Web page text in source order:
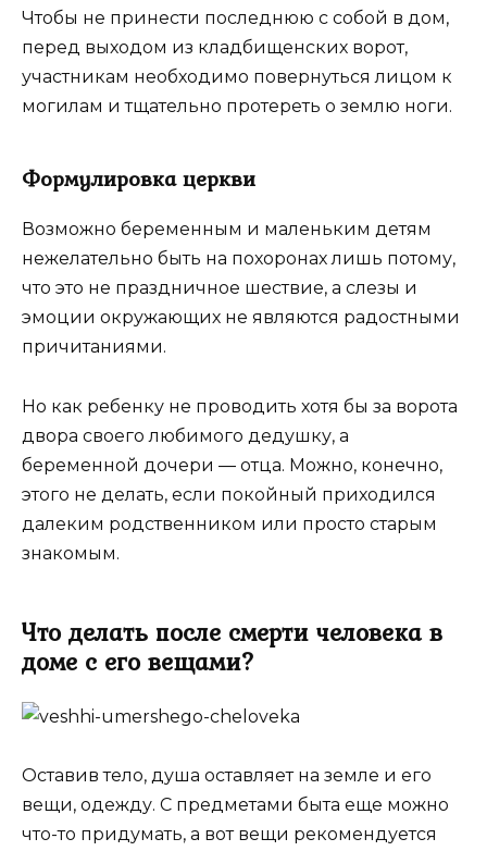
Чтобы не принести последнюю с собой в дом,
перед выходом из кладбищенских ворот,
участникам необходимо повернуться лицом к
могилам и тщательно протереть о землю ноги.
Формулировка церкви
Возможно беременным и маленьким детям
нежелательно быть на похоронах лишь потому,
что это не праздничное шествие, а слезы и
эмоции окружающих не являются радостными
причитаниями.
Но как ребенку не проводить хотя бы за ворота
двора своего любимого дедушку, а
беременной дочери ― отца. Можно, конечно,
этого не делать, если покойный приходился
далеким родственником или просто старым
знакомым.
Что делать после смерти человека в
доме с его вещами?
Оставив тело, душа оставляет на земле и его
вещи, одежду. С предметами быта еще можно
что-то придумать, а вот вещи рекомендуется